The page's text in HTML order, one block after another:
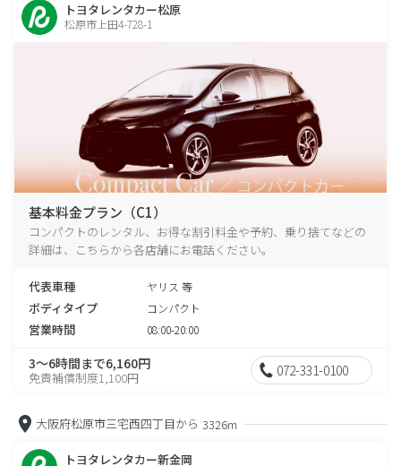
トヨタレンタカー松原
松原市上田4-728-1
基本料金プラン（C1）
コンパクトのレンタル、お得な割引料金や予約、乗り捨てなどの
詳細は、こちらから各店舗にお電話ください。
代表車種 ヤリス 等
ボディタイプ コンパクト
営業時間 08:00-20:00
3～6時間まで6,160円
免責補償制度1,100円 072-331-0100
大阪府松原市三宅西四丁目から 3326m
トヨタレンタカー新金岡